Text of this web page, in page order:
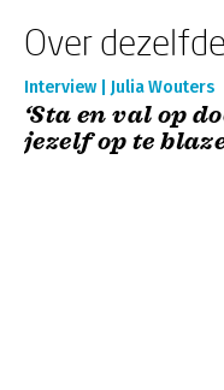
Over
Interview | Julia Wouters
‘Sta en val op
jezelf op te